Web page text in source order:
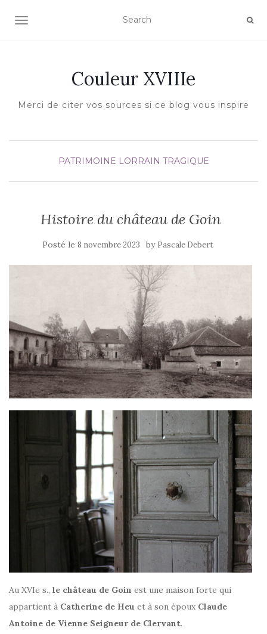
AFFICHER/MASQUER LA NAVIGATION
Couleur XVIIIe
Merci de citer vos sources si ce blog vous inspire
PATRIMOINE LORRAIN TRAGIQUE
Histoire du château de Goin
Posté le 8 novembre 2023 by Pascale Debert
Au XVIe s., le château de Goin est une maison forte qui
appartient à Catherine de Heu et à son époux Claude
Antoine de Vienne Seigneur de Clervant.